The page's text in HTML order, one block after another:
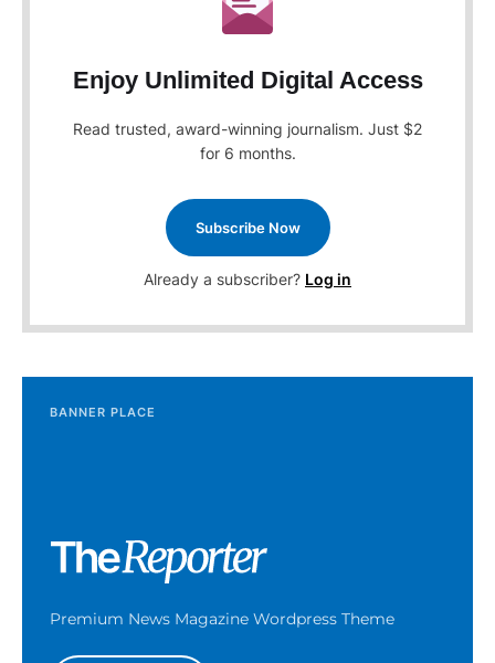
Enjoy Unlimited Digital Access
Read trusted, award-winning journalism. Just $2
for 6 months.
Subscribe Now
Already a subscriber? Log in
BANNER PLACE
Premium News Magazine Wordpress Theme